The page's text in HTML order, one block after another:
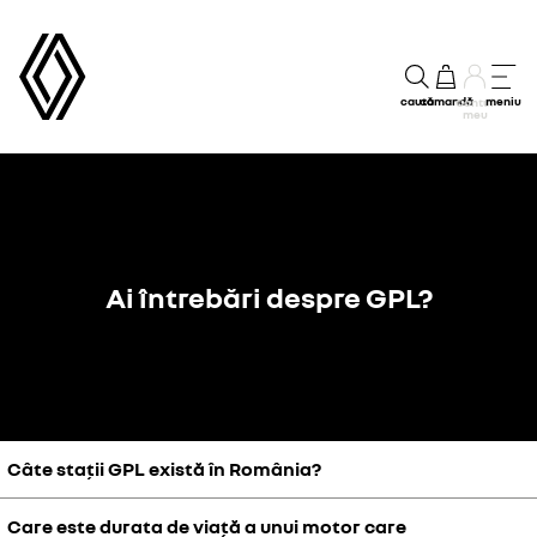
cautăcomandăContul
meu
meniu
Ai întrebări despre GPL?
Câte stații GPL există în România?
În România, există peste 1.500 de stații de benzină care distribuie
Care este durata de viață a unui motor care